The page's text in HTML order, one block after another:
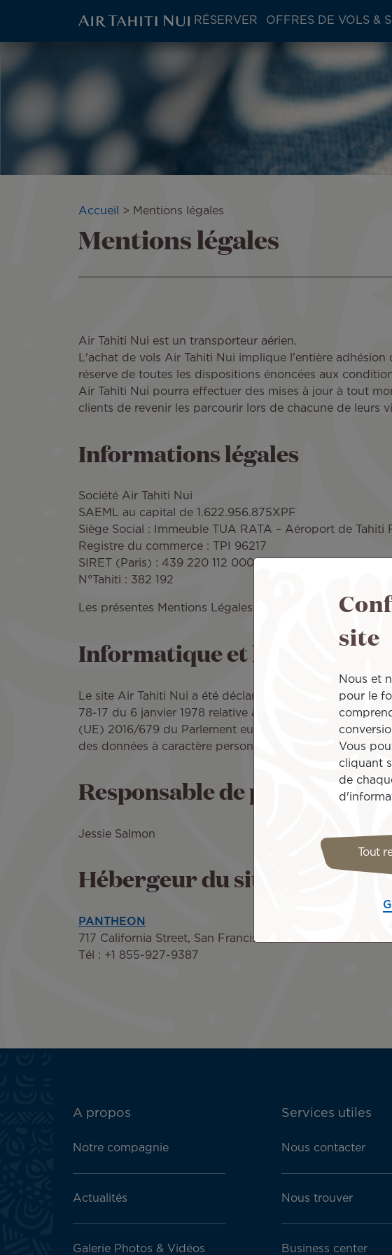
ATN:
Main
RÉSERVER OFFRES DE VOLS &
Fil
Accueil Mentions légales
Mentions légales
Air Tahiti Nui est un transporteur aérien.
L'achat de vols Air Tahiti Nui implique l'entière
réserve de toutes les dispositions énoncées aux
Air Tahiti Nui pourra effectuer des mises à jour à tout
clients de revenir les parcourir lors de chacune de leurs
Informations légales
Société Air Tahiti Nui
SAEML au capital de 1.622.956.875XPF
Siège Social : Immeuble TUA RATA – Aéroport de Tahiti
Registre du commerce : TPI 96217
SIRET (Paris) : 439 220 112 000 23
N°Tahiti : 382 192
Les présentes Mentions Légales sont soumises au droit
Informatique et libertés
Le site Air Tahiti Nui a été déclaré à la Commission
78-17 du 6 janvier 1978 relative à l’informatique, aux
(UE) 2016/679 du Parlement européen et du Conseil
des données à caractère personnel et à la libre
Responsable de publication
Jessie Salmon
Hébergeur du site
PANTHEON
717 California Street, San Francisco, CA
Tél : +1 855-927-9387
ATN:
menu
A propos
Notre compagnie
Actualités
Galerie Photos & Vidéos
Services utiles
Nous contacter
Nous trouver
Business center
site
Nous et
pour le
Vous
cliquant
de
Tout